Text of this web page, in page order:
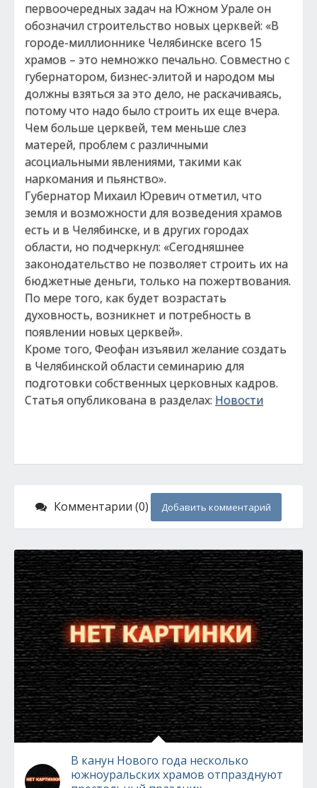
первоочередных задач на Южном Урале он
обозначил строительство новых церквей: «В
городе-миллионнике Челябинске всего 15
храмов – это немножко печально. Совместно с
губернатором, бизнес-элитой и народом мы
должны взяться за это дело, не раскачиваясь,
потому что надо было строить их еще вчера.
Чем больше церквей, тем меньше слез
матерей, проблем с различными
асоциальными явлениями, такими как
наркомания и пьянство».
Губернатор Михаил Юревич отметил, что
земля и возможности для возведения храмов
есть и в Челябинске, и в других городах
области, но подчеркнул: «Сегодняшнее
законодательство не позволяет строить их на
бюджетные деньги, только на пожертвования.
По мере того, как будет возрастать
духовность, возникнет и потребность в
появлении новых церквей».
Кроме того, Феофан изъявил желание создать
в Челябинской области семинарию для
подготовки собственных церковных кадров.
Статья опубликована в разделах: Новости
Комментарии (0) Добавить комментарий
В канун Нового года несколько
южноуральских храмов отпразднуют